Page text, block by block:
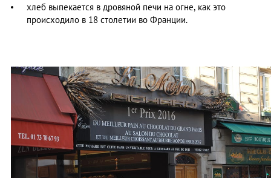
хлеб выпекается в дровяной печи на огне, как это
происходило в 18 столетии во Франции.